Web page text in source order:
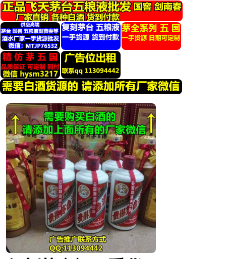
转
到
内
容